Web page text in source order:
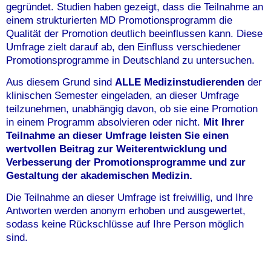
gegründet. Studien haben gezeigt, dass die Teilnahme an
einem strukturierten MD Promotionsprogramm die
Qualität der Promotion deutlich beeinflussen kann. Diese
Umfrage zielt darauf ab, den Einfluss verschiedener
Promotionsprogramme in Deutschland zu untersuchen.
Aus diesem Grund sind ALLE Medizinstudierenden der
klinischen Semester eingeladen, an dieser Umfrage
teilzunehmen, unabhängig davon, ob sie eine Promotion
in einem Programm absolvieren oder nicht. Mit Ihrer
Teilnahme an dieser Umfrage leisten Sie einen
wertvollen Beitrag zur Weiterentwicklung und
Verbesserung der Promotionsprogramme und zur
Gestaltung der akademischen Medizin.
Die Teilnahme an dieser Umfrage ist freiwillig, und Ihre
Antworten werden anonym erhoben und ausgewertet,
sodass keine Rückschlüsse auf Ihre Person möglich
sind.